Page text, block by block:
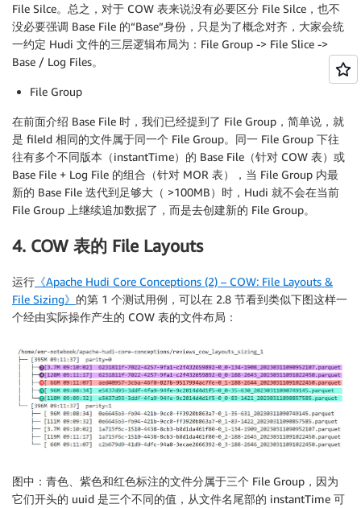
File Silce。总之，对于 COW 表来说没有必要区分 File Silce，也不
没必要强调 Base File 的“Base”身份，只是为了概念对齐，大家会统
一约定 Hudi 文件的三层逻辑布局为：File Group -> File Slice ->
Base / Log Files。
File Group
在前面介绍 Base File 时，我们已经提到了 File Group，简单说，就
是 fileId 相同的文件属于同一个 File Group。同一 File Group 下往
往有多个不同版本（instantTime）的 Base File（针对 COW 表）或
Base File + Log File 的组合（针对 MOR 表），当 File Group 内最
新的 Base File 迭代到足够大（ >100MB）时，Hudi 就不会在当前
File Group 上继续追加数据了，而是去创建新的 File Group。
4. COW 表的 File Layouts
运行 《Apache Hudi Core Conceptions (2) – COW: File Layouts &
File Sizing》 的第 1 个测试用例，可以在 2.8 节看到类似下图这样一
个经由实际操作产生的 COW 表的文件布局：
图中：青色、紫色和红色标注的文件分属于三个 File Group，因为
它们开头的 uuid 是三个不同的值，从文件名尾部的 instantTime 可